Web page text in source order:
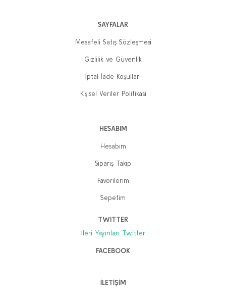
SAYFALAR
Mesafeli Satış Sözleşmesi
Gizlilik ve Güvenlik
İptal İade Koşullari
Kişisel Veriler Politikası
HESABIM
Hesabım
Sipariş Takip
Favorilerim
Sepetim
TWITTER
İleri Yayınları Twitter
FACEBOOK
İLETİŞİM